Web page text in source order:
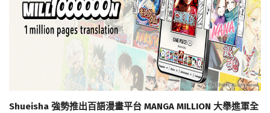
Shueisha 強勢推出百語漫畫平台 MANGA MILLION 大舉進軍全